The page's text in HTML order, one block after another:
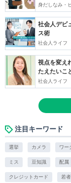
身だしなみ・
社会人デビ
ス術
社会人ライフ
視点を変え
たえたいこ
社会人ライフ
注目キーワード
選挙 カメラ ワー
ミス 豆知識 配属
クレジットカード 若